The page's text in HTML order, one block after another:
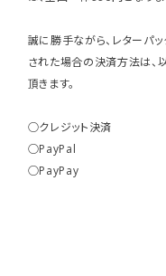
誠に勝手ながら、レターパ
された場合の決済方法は、
頂きます。
○クレジット決済
○PayPal
○PayPay